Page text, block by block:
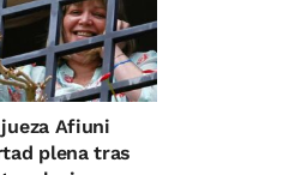
Afiuni
plena tras